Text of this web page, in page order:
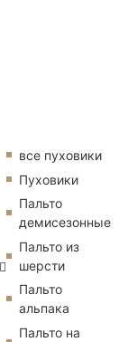
все пуховики
Пуховики
Пальто
демисезонные
Пальто из
шерсти
Пальто
альпака
Пальто на